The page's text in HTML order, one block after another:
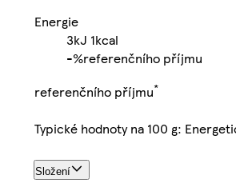
Energie
3kJ 1kcal
-%referenčního příjmu
referenčního příjmu*
Typické hodnoty na 100 g:
Složení